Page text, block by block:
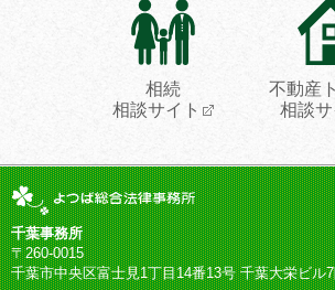
相続
相談サイト
不動産
相談サ
千葉事務所
〒260-0015
千葉市中央区富士見1丁目14番13号 千葉大栄ビル